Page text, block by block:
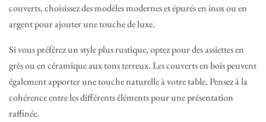
couverts, choisissez des modèles modernes et épurés en inox ou en
argent pour ajouter une touche de luxe.
Si vous préférez un style plus rustique, optez pour des assiettes en
grès ou en céramique aux tons terreux. Les couverts en bois peuvent
également apporter une touche naturelle à votre table. Pensez à la
cohérence entre les différents éléments pour une présentation
raffinée.